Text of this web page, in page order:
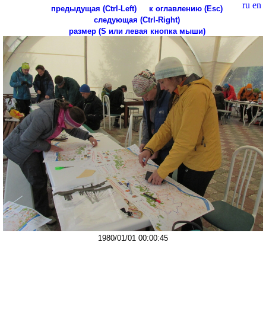
ru en
предыдущая (Ctrl-Left)
к оглавлению (Esc)
следующая (Ctrl-Right)
размер (S или левая кнопка мыши)
1980/01/01 00:00:45